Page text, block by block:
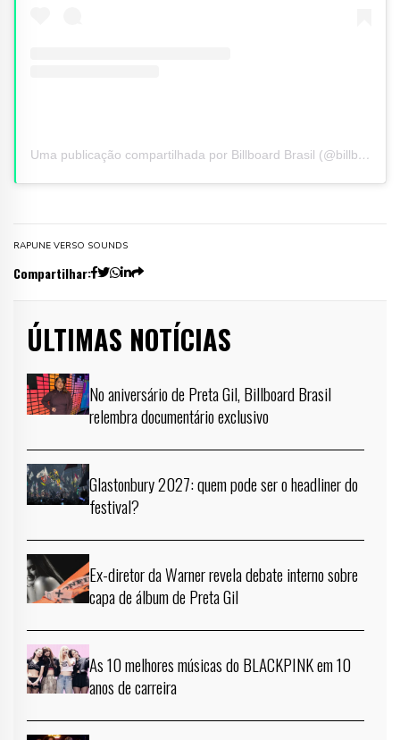
Uma publicação compartilhada por Billboard Brasil (@billboardbr)
RAPUNE VERSO SOUNDS
Compartilhar:
ÚLTIMAS NOTÍCIAS
No aniversário de Preta Gil, Billboard Brasil
relembra documentário exclusivo
Glastonbury 2027: quem pode ser o headliner do
festival?
Ex-diretor da Warner revela debate interno sobre
capa de álbum de Preta Gil
As 10 melhores músicas do BLACKPINK em 10
anos de carreira